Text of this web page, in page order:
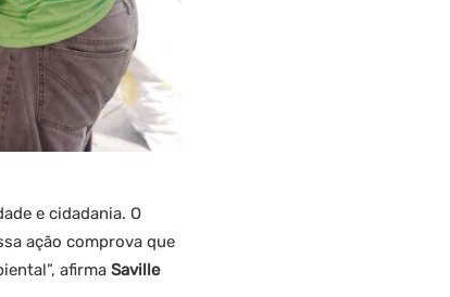
e cidadania. O
ação comprova que
afirma Saville